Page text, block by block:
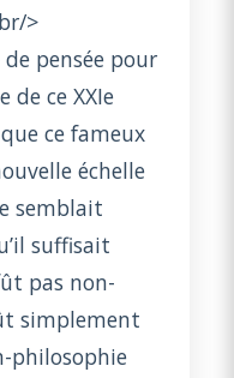
>
de pensée pour
de ce XXIe
ce fameux
échelle
semblait
suffisait
pas non-
simplement
philosophie